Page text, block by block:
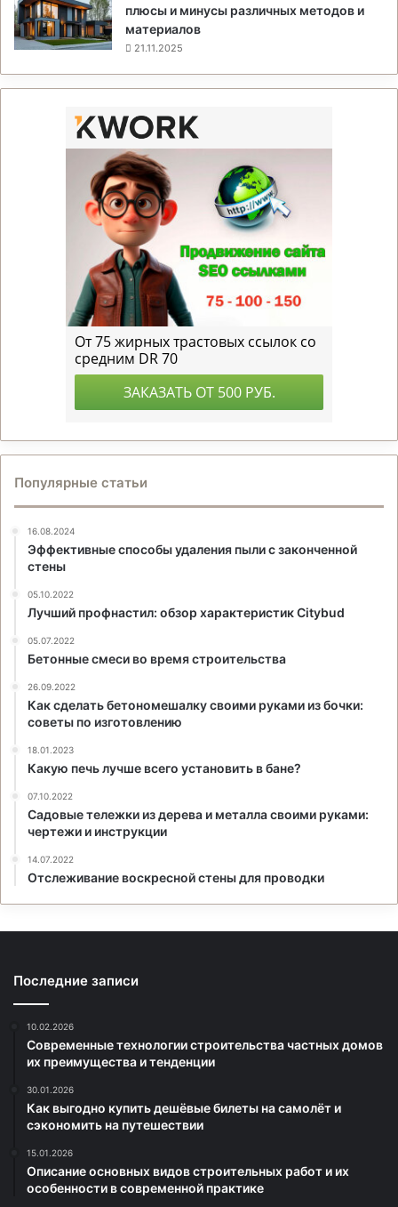
плюсы и минусы различных методов и
материалов
21.11.2025
Популярные статьи
16.08.2024
Эффективные способы удаления пыли с законченной
стены
05.10.2022
Лучший профнастил: обзор характеристик Citybud
05.07.2022
Бетонные смеси во время строительства
26.09.2022
Как сделать бетономешалку своими руками из бочки:
советы по изготовлению
18.01.2023
Какую печь лучше всего установить в бане?
07.10.2022
Садовые тележки из дерева и металла своими руками:
чертежи и инструкции
14.07.2022
Отслеживание воскресной стены для проводки
Последние записи
10.02.2026
Современные технологии строительства частных домов
их преимущества и тенденции
30.01.2026
Как выгодно купить дешёвые билеты на самолёт и
сэкономить на путешествии
15.01.2026
Описание основных видов строительных работ и их
особенности в современной практике